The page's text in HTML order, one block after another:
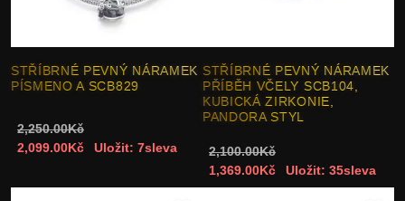
STŘÍBRNÉ PEVNÝ NÁRAMEK
PÍSMENO A SCB829
2,250.00Kč
2,099.00Kč
Uložit: 7sleva
STŘÍBRNÉ PEVNÝ NÁRAMEK
PŘÍBĚH VČELY SCB104,
KUBICKÁ ZIRKONIE,
PANDORA STYL
2,100.00Kč
1,369.00Kč
Uložit: 35sleva